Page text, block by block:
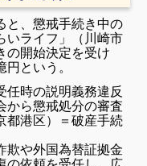
と、懲戒手続き中の
いライフ」（川崎市
の開始決定を受け
という。
時の説明義務違反
から懲戒処分の審査
都港区）＝破産手続
や外国為替証拠金